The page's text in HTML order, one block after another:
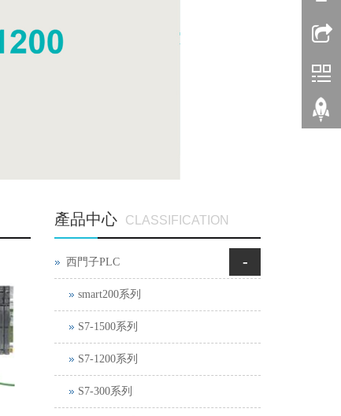
產品中心 CLASSIFICATION
西門子PLC -
smart200系列
S7-1500系列
S7-1200系列
S7-300系列